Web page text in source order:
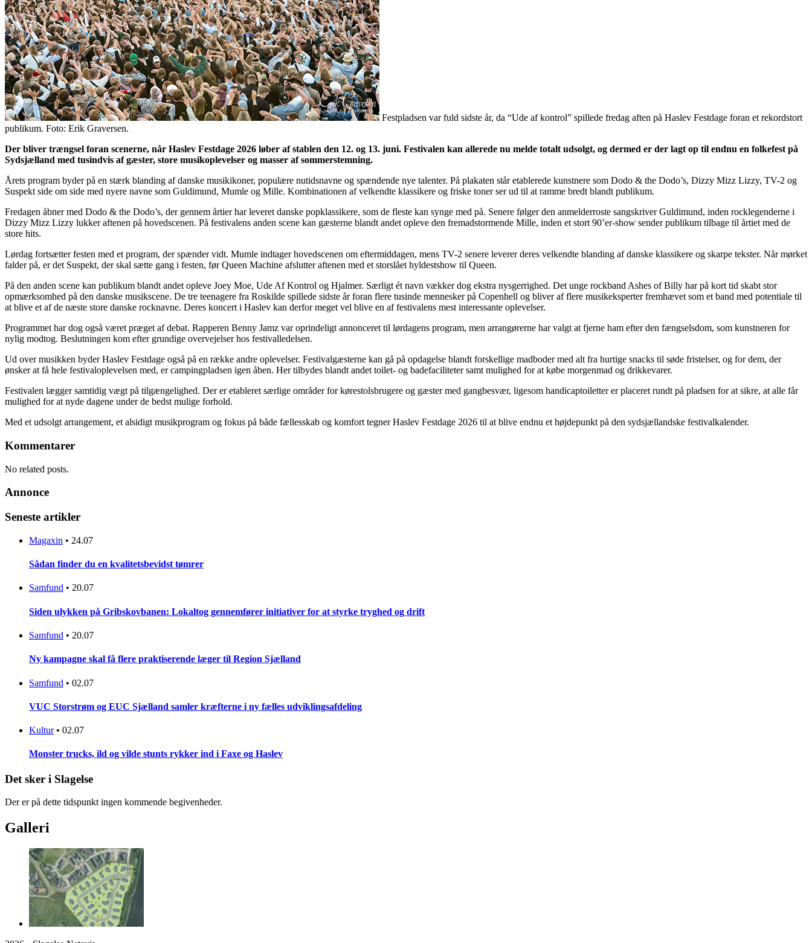
Festpladsen var fuld sidste år, da “Ude af kontrol” spillede fredag aften på Haslev Festdage foran et rekordstort
publikum. Foto: Erik Graversen.
Der bliver trængsel foran scenerne, når Haslev Festdage 2026 løber af stablen den 12. og 13. juni. Festivalen kan allerede nu melde totalt udsolgt, og dermed er der lagt op til endnu en folkefest på
Sydsjælland med tusindvis af gæster, store musikoplevelser og masser af sommerstemning.
Årets program byder på en stærk blanding af danske musikikoner, populære nutidsnavne og spændende nye talenter. På plakaten står etablerede kunstnere som Dodo & the Dodo’s, Dizzy Mizz Lizzy, TV-2 og
Suspekt side om side med nyere navne som Guldimund, Mumle og Mille. Kombinationen af velkendte klassikere og friske toner ser ud til at ramme bredt blandt publikum.
Fredagen åbner med Dodo & the Dodo’s, der gennem årtier har leveret danske popklassikere, som de fleste kan synge med på. Senere følger den anmelderroste sangskriver Guldimund, inden rocklegenderne i
Dizzy Mizz Lizzy lukker aftenen på hovedscenen. På festivalens anden scene kan gæsterne blandt andet opleve den fremadstormende Mille, inden et stort 90’er-show sender publikum tilbage til årtiet med de
store hits.
Lørdag fortsætter festen med et program, der spænder vidt. Mumle indtager hovedscenen om eftermiddagen, mens TV-2 senere leverer deres velkendte blanding af danske klassikere og skarpe tekster. Når mørket
falder på, er det Suspekt, der skal sætte gang i festen, før Queen Machine afslutter aftenen med et storslået hyldestshow til Queen.
På den anden scene kan publikum blandt andet opleve Joey Moe, Ude Af Kontrol og Hjalmer. Særligt ét navn vækker dog ekstra nysgerrighed. Det unge rockband Ashes of Billy har på kort tid skabt stor
opmærksomhed på den danske musikscene. De tre teenagere fra Roskilde spillede sidste år foran flere tusinde mennesker på Copenhell og bliver af flere musikeksperter fremhævet som et band med potentiale til
at blive et af de næste store danske rocknavne. Deres koncert i Haslev kan derfor meget vel blive en af festivalens mest interessante oplevelser.
Programmet har dog også været præget af debat. Rapperen Benny Jamz var oprindeligt annonceret til lørdagens program, men arrangørerne har valgt at fjerne ham efter den fængselsdom, som kunstneren for
nylig modtog. Beslutningen kom efter grundige overvejelser hos festivalledelsen.
Ud over musikken byder Haslev Festdage også på en række andre oplevelser. Festivalgæsterne kan gå på opdagelse blandt forskellige madboder med alt fra hurtige snacks til søde fristelser, og for dem, der
ønsker at få hele festivaloplevelsen med, er campingpladsen igen åben. Her tilbydes blandt andet toilet- og badefaciliteter samt mulighed for at købe morgenmad og drikkevarer.
Festivalen lægger samtidig vægt på tilgængelighed. Der er etableret særlige områder for kørestolsbrugere og gæster med gangbesvær, ligesom handicaptoiletter er placeret rundt på pladsen for at sikre, at alle får
mulighed for at nyde dagene under de bedst mulige forhold.
Med et udsolgt arrangement, et alsidigt musikprogram og fokus på både fællesskab og komfort tegner Haslev Festdage 2026 til at blive endnu et højdepunkt på den sydsjællandske festivalkalender.
Kommentarer
No related posts.
Annonce
Seneste artikler
Magaxin • 24.07
Sådan finder du en kvalitetsbevidst tømrer
Samfund • 20.07
Siden ulykken på Gribskovbanen: Lokaltog gennemfører initiativer for at styrke tryghed og drift
Samfund • 20.07
Ny kampagne skal få flere praktiserende læger til Region Sjælland
Samfund • 02.07
VUC Storstrøm og EUC Sjælland samler kræfterne i ny fælles udviklingsafdeling
Kultur • 02.07
Monster trucks, ild og vilde stunts rykker ind i Faxe og Haslev
Det sker i Slagelse
Der er på dette tidspunkt ingen kommende begivenheder.
Galleri